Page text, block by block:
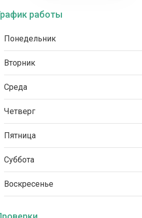
работы
Понедельник
Вторник
Среда
Четверг
Пятница
Суббота
Воскресенье